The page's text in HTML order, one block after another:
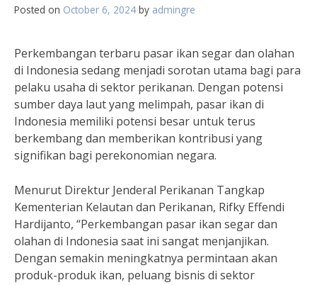
Posted on October 6, 2024 by admingre
Perkembangan terbaru pasar ikan segar dan olahan
di Indonesia sedang menjadi sorotan utama bagi para
pelaku usaha di sektor perikanan. Dengan potensi
sumber daya laut yang melimpah, pasar ikan di
Indonesia memiliki potensi besar untuk terus
berkembang dan memberikan kontribusi yang
signifikan bagi perekonomian negara.
Menurut Direktur Jenderal Perikanan Tangkap
Kementerian Kelautan dan Perikanan, Rifky Effendi
Hardijanto, “Perkembangan pasar ikan segar dan
olahan di Indonesia saat ini sangat menjanjikan.
Dengan semakin meningkatnya permintaan akan
produk-produk ikan, peluang bisnis di sektor